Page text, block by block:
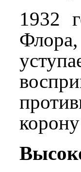
1932
Флора,